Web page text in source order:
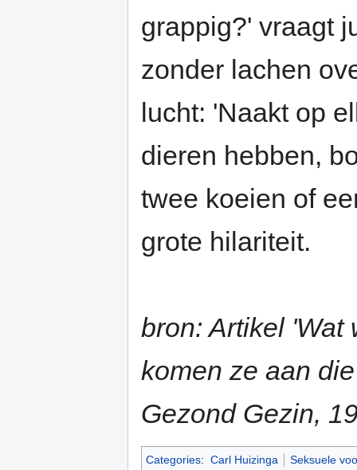
grappig?' vraagt
zonder lachen
lucht: 'Naakt op
dieren hebben,
twee koeien of
grote hilariteit.
bron: Artikel 'Wat
komen ze aan
Gezond Gezin,
Categories: Carl Huizinga Seksuele